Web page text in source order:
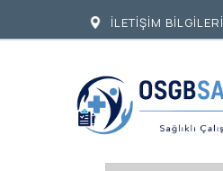
İLETİŞİM BİLGİLERİ